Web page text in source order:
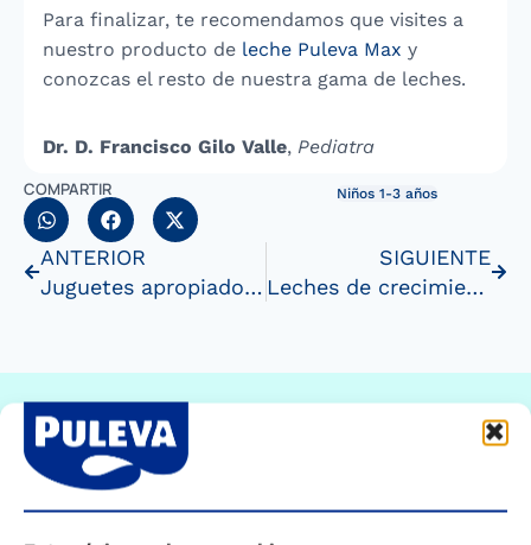
Para finalizar, te recomendamos que visites a
nuestro producto de leche Puleva Max y
conozcas el resto de nuestra gama de leches.
Dr. D. Francisco Gilo Valle, Pediatra
COMPARTIR Niños 1-3 años
ANTERIOR
Juguetes apropiados a partir del año de edad
SIGUIENTE
Leches de crecimiento
Te ayudamos a conocerte y a
cuidarte mejor.